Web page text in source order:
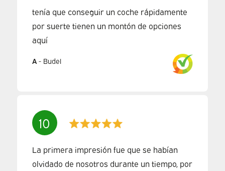
tenía que conseguir un coche rápidamente
por suerte tienen un montón de opciones
aquí
A- Budel
10
La primera impresión fue que se habían
olvidado de nosotros durante un tiempo, por